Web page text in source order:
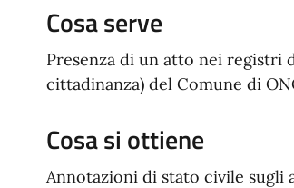
Cosa serve
Presenza di un atto nei registri
cittadinanza) del Comune di
Cosa si ottiene
Annotazioni di stato civile